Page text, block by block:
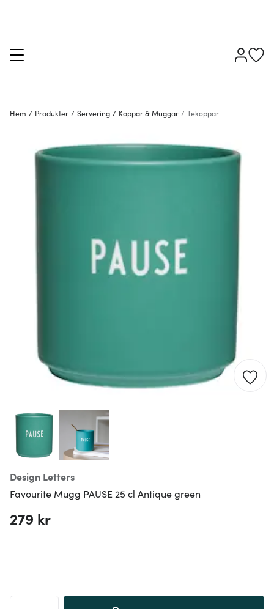
Hem / Produkter / Servering / Koppar & Muggar / Tekoppar
Design Letters
Favourite Mugg PAUSE 25 cl Antique green
279 kr